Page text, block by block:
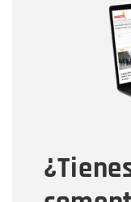
Correo
Tipo de
Mensaje